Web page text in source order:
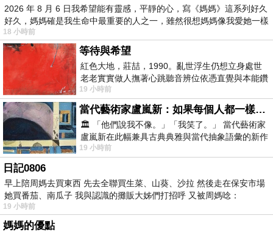
2026 年 8 月 6 日我希望能有靈感，平靜的心，寫《媽媽》這系列好久
好久，媽媽確是我生命中最重要的人之一，雖然很想媽媽像我愛她一樣
18 小時前
等待與希望
紅色大地，莊喆，1990。亂世浮生仍想立身處世
老老實實做人撫著心跳聽音辨位依憑直覺與本能鑽
向裂隙的亮處探索另一個心聲另一個共鳴的
19 小時前
當代藝術家盧嵐新：如果每個人都一樣，這世界該有多無聊？
🏛️ 「他們說我不像。」「我笑了。」 當代藝術家
盧嵐新在此幅兼具古典典雅與當代抽象語彙的新作
中，以沈靜的藍色空間為背景，描繪了
19 小時前
日記0806
早上陪周媽去買東西 先去全聯買生菜、山葵、沙拉 然後走在保安市場
她買番茄、南瓜子 我與認識的攤販大姊們打招呼 又被周媽唸：
19 小時前
媽媽的優點